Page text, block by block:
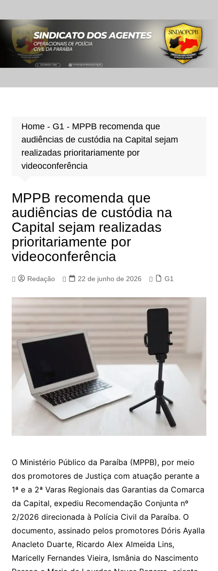
para
conteúdo
Home- G1 - MPPB recomenda que
audiências de custódia na Capital sejam
realizadas prioritariamente por
videoconferência
MPPB recomenda que
audiências de custódia na
Capital sejam realizadas
prioritariamente por
videoconferência
Redação 22 de junho de 2026 G1
O Ministério Público da Paraíba (MPPB), por meio
dos promotores de Justiça com atuação perante a
1ª e a 2ª Varas Regionais das Garantias da Comarca
da Capital, expediu Recomendação Conjunta nº
2/2026 direcionada à Polícia Civil da Paraíba. O
documento, assinado pelos promotores Dóris Ayalla
Anacleto Duarte, Ricardo Alex Almeida Lins,
Maricelly Fernandes Vieira, Ismânia do Nascimento